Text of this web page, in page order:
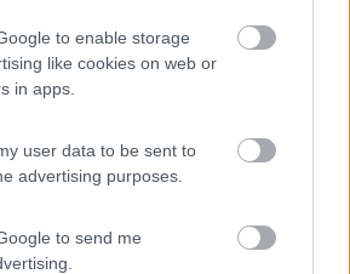
to enable storage
like cookies on web or
in apps.
user data to be sent to
advertising purposes.
to send me
con taaante cicale[:D] Saluti Giuseppe
alle:
ho letto che non c'è bisogno di
giusy ps buone le cicale